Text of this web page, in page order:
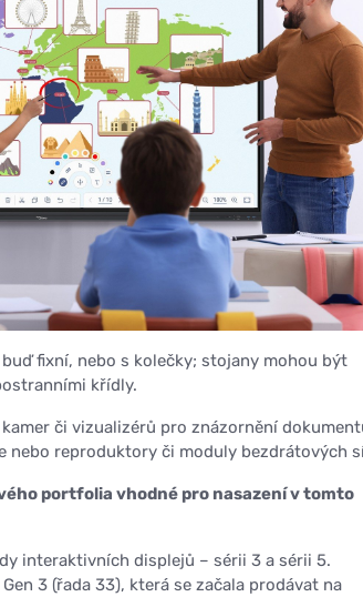
fixní, nebo s kolečky; stojany mohou být
křídly.
či vizualizérů pro znázornění
nebo reproduktory či moduly bezdrátových
portfolia vhodné pro nasazení v tomto
interaktivních displejů – sérii 3 a sérii 5.
3 (řada 33), která se začala prodávat na